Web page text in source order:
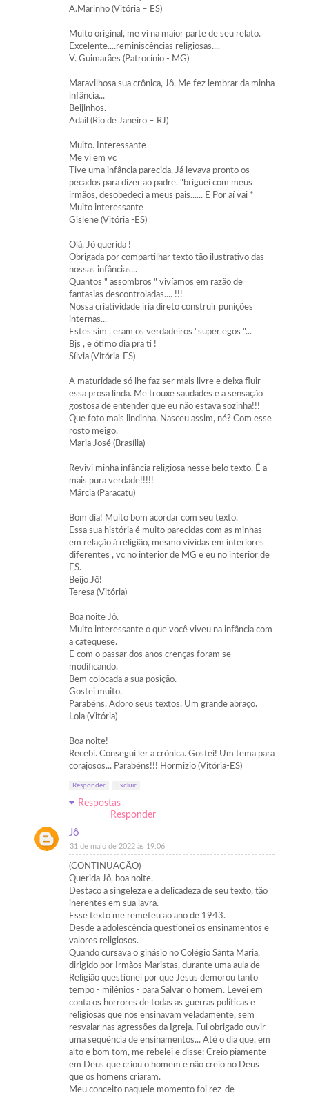
A.Marinho (Vitória – ES)
Muito original, me vi na maior parte de seu relato.
Excelente....reminiscências religiosas....
V. Guimarães (Patrocínio - MG)
Maravilhosa sua crônica, Jô. Me fez lembrar da minha
infância...
Beijinhos.
Adail (Rio de Janeiro – RJ)
Muito. Interessante
Me vi em vc
Tive uma infância parecida. Já levava pronto os
pecados para dizer ao padre. "briguei com meus
irmãos, desobedeci a meus pais...... E Por aí vai *
Muito interessante
Gislene (Vitória -ES)
Olá, Jô querida !
Obrigada por compartilhar texto tão ilustrativo das
nossas infâncias...
Quantos " assombros " vivíamos em razão de
fantasias descontroladas.... !!!
Nossa criatividade iria direto construir punições
internas...
Estes sim , eram os verdadeiros "super egos "...
Bjs , e ótimo dia pra ti !
Sílvia (Vitória-ES)
A maturidade só lhe faz ser mais livre e deixa fluir
essa prosa linda. Me trouxe saudades e a sensação
gostosa de entender que eu não estava sozinha!!!
Que foto mais lindinha. Nasceu assim, né? Com esse
rosto meigo.
Maria José (Brasília)
Revivi minha infância religiosa nesse belo texto. É a
mais pura verdade!!!!!
Márcia (Paracatu)
Bom dia! Muito bom acordar com seu texto.
Essa sua história é muito parecidas com as minhas
em relação à religião, mesmo vividas em interiores
diferentes , vc no interior de MG e eu no interior de
ES.
Beijo Jô!
Teresa (Vitória)
Boa noite Jô.
Muito interessante o que você viveu na infância com
a catequese.
E com o passar dos anos crenças foram se
modificando.
Bem colocada a sua posição.
Gostei muito.
Parabéns. Adoro seus textos. Um grande abraço.
Lola (Vitória)
Boa noite!
Recebi. Consegui ler a crônica. Gostei! Um tema para
corajosos... Parabéns!!! Hormizio (Vitória-ES)
Responder Excluir
Respostas
Responder
Jô
31 de maio de 2022 às 19:06
(CONTINUAÇÃO)
Querida Jô, boa noite.
Destaco a singeleza e a delicadeza de seu texto, tão
inerentes em sua lavra.
Esse texto me remeteu ao ano de 1943.
Desde a adolescência questionei os ensinamentos e
valores religiosos.
Quando cursava o ginásio no Colégio Santa Maria,
dirigido por Irmãos Maristas, durante uma aula de
Religião questionei por que Jesus demorou tanto
tempo - milênios - para Salvar o homem. Levei em
conta os horrores de todas as guerras políticas e
religiosas que nos ensinavam veladamente, sem
resvalar nas agressões da Igreja. Fui obrigado ouvir
uma sequência de ensinamentos... Até o dia que, em
alto e bom tom, me rebelei e disse: Creio piamente
em Deus que criou o homem e não creio no Deus
que os homens criaram.
Meu conceito naquele momento foi rez-de-